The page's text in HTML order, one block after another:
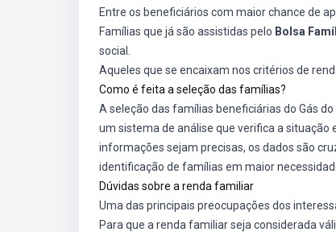
Entre os beneficiários com maior chance de
Famílias que já são assistidas pelo Bolsa
social.
Aqueles que se encaixam nos critérios de
Como é feita a seleção das famílias?
A seleção das famílias beneficiárias do Gás
um sistema de análise que verifica a situação
informações sejam precisas, os dados são
identificação de famílias em maior
Dúvidas sobre a renda familiar
Uma das principais preocupações dos
Para que a renda familiar seja considerada